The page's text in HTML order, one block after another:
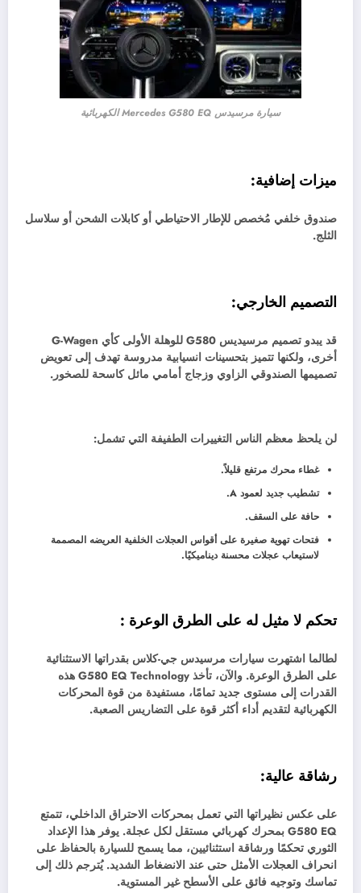
سيارة مرسيدس Mercedes G580 EQ الكهربائية
ميزات إضافية:
صندوق خلفي مُخصص للإطار الاحتياطي أو كابلات الشحن أو سلاسل
الثلج.
التصميم الخارجي:
قد يبدو تصميم مرسيديس G580 للوهلة الأولى كأي G-Wagen
أخرى، ولكنها تتميز بتحسينات انسيابية مدروسة تهدف إلى تعويض
تصميمها الصندوقي الزاوي وزجاج أمامي مائل كاسحة للصخور.
لن يلحظ معظم الناس التغييرات الطفيفة التي تشمل:
غطاء محرك مرتفع قليلاً.
تشطيب جديد لعمود A.
حافة على السقف.
فتحات تهوية صغيرة على أقواس العجلات الخلفية العريضه المصممة
لاستيعاب عجلات محسنة ديناميكيًا.
تحكم لا مثيل له على الطرق الوعرة :
لطالما اشتهرت سيارات مرسيدس جي-كلاس بقدراتها الاستثنائية
على الطرق الوعرة. والآن، تأخذ G580 EQ Technology هذه
القدرات إلى مستوى جديد تمامًا، مستفيدة من قوة المحركات
الكهربائية لتقديم أداء أكثر قوة على التضاريس الصعبة.
رشاقة عالية:
على عكس نظيراتها التي تعمل بمحركات الاحتراق الداخلي، تتمتع
G580 EQ بمحرك كهربائي مستقل لكل عجلة. يوفر هذا الإعداد
الثوري تحكمًا ورشاقة استثنائيين، مما يسمح للسيارة بالحفاظ على
انحراف العجلات الأمثل حتى عند الانضغاط الشديد. يُترجم ذلك إلى
تماسك وتوجيه فائق على الأسطح غير المستوية.